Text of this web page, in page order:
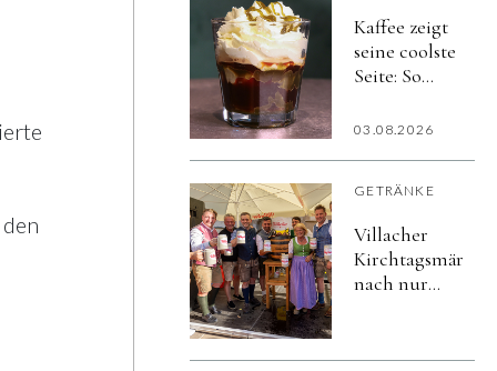
Kaffee zeigt
seine coolste
Seite: So
schmeckt
03.08.2026
GETRÄNKE
Villacher
Kirchtagsmärzen
nach nur